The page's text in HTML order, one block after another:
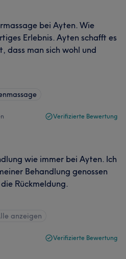
bei Ayten. Wie
Erlebnis. Ayten schafft es
dass man sich wohl und
Verifizierte Bewertung
wie immer bei Ayten. Ich
Behandlung genossen
Rückmeldung.
anzeigen
Verifizierte Bewertung